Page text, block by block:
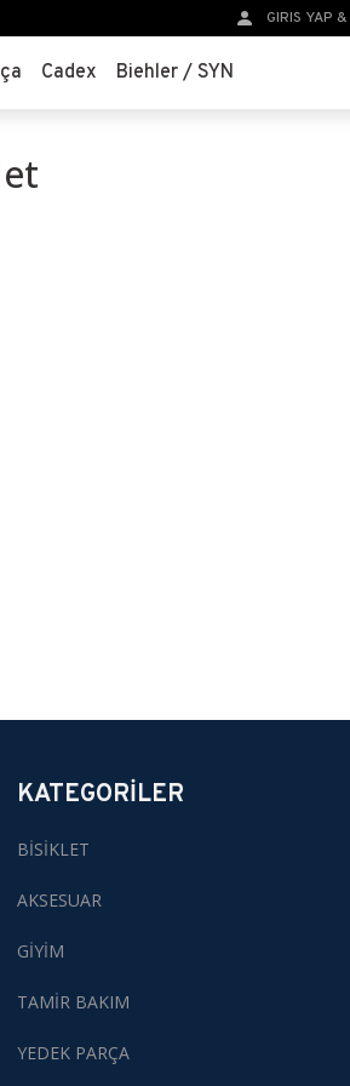
GIRIS YAP &
Cadex Biehler / SYN
KATEGORİLER
BİSİKLET
AKSESUAR
GİYİM
TAMİR BAKIM
YEDEK PARÇA